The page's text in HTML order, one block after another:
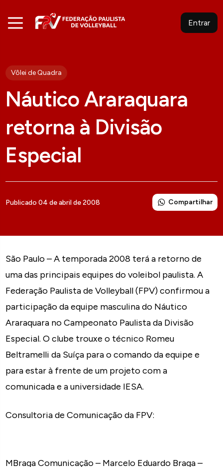
Entrar
Vôlei de Quadra
Náutico Araraquara
retorna à Divisão
Especial
Publicado 04 de abril de 2008 Compartilhar
São Paulo – A temporada 2008 terá a retorno de
uma das principais equipes do voleibol paulista. A
Federação Paulista de Volleyball (FPV) confirmou a
participação da equipe masculina do Náutico
Araraquara no Campeonato Paulista da Divisão
Especial. O clube trouxe o técnico Romeu
Beltramelli da Suíça para o comando da equipe e
para estar à frente de um projeto com a
comunicada e a universidade IESA.
Consultoria de Comunicação da FPV:
MBraga Comunicação – Marcelo Eduardo Braga –